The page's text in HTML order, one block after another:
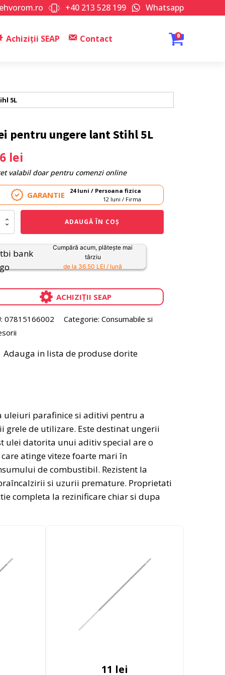
+40 213 528 199 Whatsapp
Achiziții SEAP Contact 0
5L
pentru ungere lant Stihl 5L
lei
valabil doar pentru comenzi online
GARANTIE
24 luni / Persoana fizica
12 luni / Firma
ADAUGĂ ÎN COȘ
Cumpără acum, plătește mai
târziu
de la 36.50 LEI / lună
ACHIZIȚII SEAP
07815166002 Categorie: Consumabile si
Adauga in lista de produse dorite
uleiuri parafinice si aditivi pentru a
de utilizare. Este destinat ungerii
ulei datorita unui aditiv special are o
atinge viteze foarte mari în
de combustibil. Rezistent la
si uzurii premature. Proprietati
completa la rezinificare chiar si dupa
11 lei